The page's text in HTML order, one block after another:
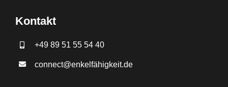
Kontakt
+49 89 51 55 54 40
connect@enkelfähigkeit.de